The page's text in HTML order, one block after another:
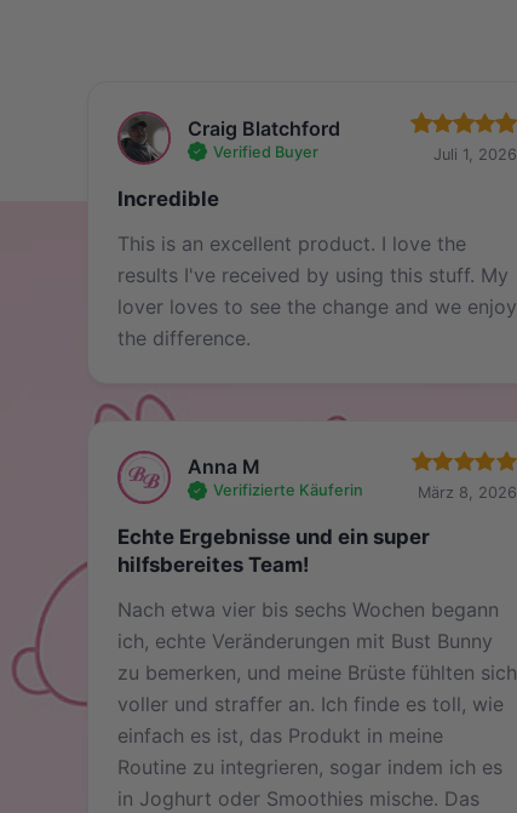
Craig Blatchford
Verified Buyer Juli 1, 2026
Incredible
This is an excellent product. I love the
results I've received by using this stuff. My
lover loves to see the change and we enjoy
the difference.
Anna M
Verifizierte Käuferin März 8, 2026
Echte Ergebnisse und ein super
hilfsbereites Team!
Nach etwa vier bis sechs Wochen begann
ich, echte Veränderungen mit Bust Bunny
zu bemerken, und meine Brüste fühlten sich
voller und straffer an. Ich finde es toll, wie
einfach es ist, das Produkt in meine
Routine zu integrieren, sogar indem ich es
in Joghurt oder Smoothies mische. Das